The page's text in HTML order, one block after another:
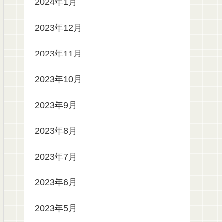
2023年12月
2023年11月
2023年10月
2023年9月
2023年8月
2023年7月
2023年6月
2023年5月